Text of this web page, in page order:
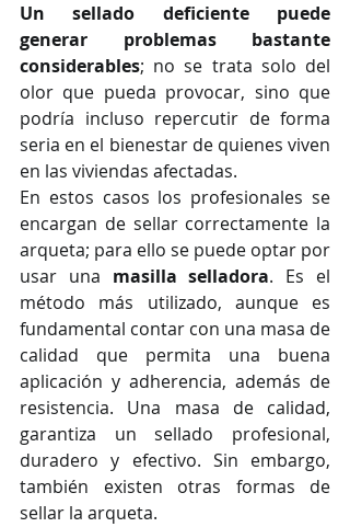
Un sellado deficiente puede
generar problemas bastante
considerables; no se trata solo del
olor que pueda provocar, sino que
podría incluso repercutir de forma
seria en el bienestar de quienes viven
en las viviendas afectadas.
En estos casos los profesionales se
encargan de sellar correctamente la
arqueta; para ello se puede optar por
usar una masilla selladora. Es el
método más utilizado, aunque es
fundamental contar con una masa de
calidad que permita una buena
aplicación y adherencia, además de
resistencia. Una masa de calidad,
garantiza un sellado profesional,
duradero y efectivo. Sin embargo,
también existen otras formas de
sellar la arqueta.